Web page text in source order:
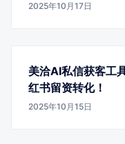
2025年10月17日
美洽AI私信获客工
红书留资转化！
2025年10月15日